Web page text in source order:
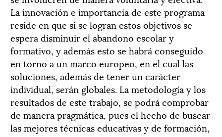
La innovación e importancia de este programa
reside en que si se logran estos objetivos se
espera disminuir el abandono escolar y
formativo, y además esto se habrá conseguido
en torno a un marco europeo, en el cual las
soluciones, además de tener un carácter
individual, serán globales. La metodología y los
resultados de este trabajo, se podrá comprobar
de manera pragmática, pues el hecho de buscar
las mejores técnicas educativas y de formación,